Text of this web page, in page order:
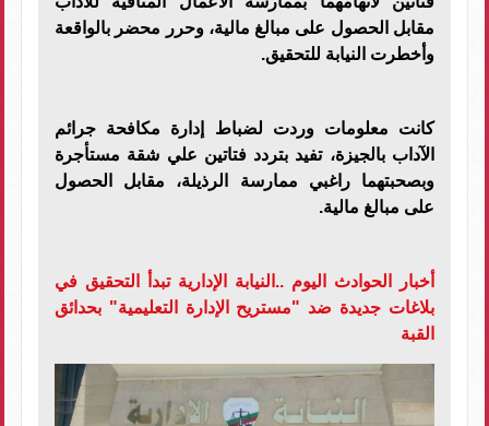
مقابل الحصول على مبالغ مالية، وحرر محضر بالواقعة
وأخطرت النيابة للتحقيق.
كانت معلومات وردت لضباط إدارة مكافحة جرائم
الآداب بالجيزة، تفيد بتردد فتاتين علي شقة مستأجرة
وبصحبتهما راغبي ممارسة الرذيلة، مقابل الحصول
على مبالغ مالية.
أخبار الحوادث اليوم ..النيابة الإدارية تبدأ التحقيق في
بلاغات جديدة ضد "مستريح الإدارة التعليمية" بحدائق
القبة